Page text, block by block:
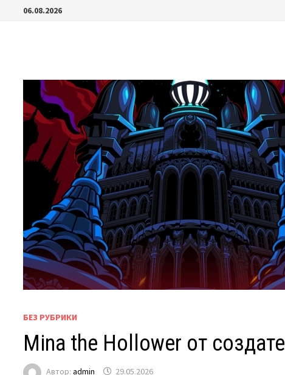
Перейти06.08.2026
БЕЗ РУБРИКИ
Mina the Hollower от
Автор:admin 29.05.2026